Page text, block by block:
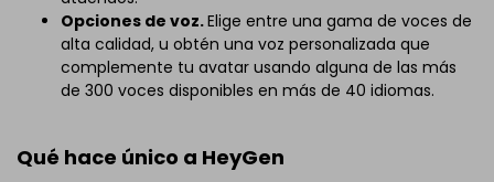
Opciones de voz.Elige entre una gama de voces de
alta calidad, u obtén una voz personalizada que
complemente tu avatar usando alguna de las más
de 300 voces disponibles en más de 40 idiomas.
Qué hace único a HeyGen